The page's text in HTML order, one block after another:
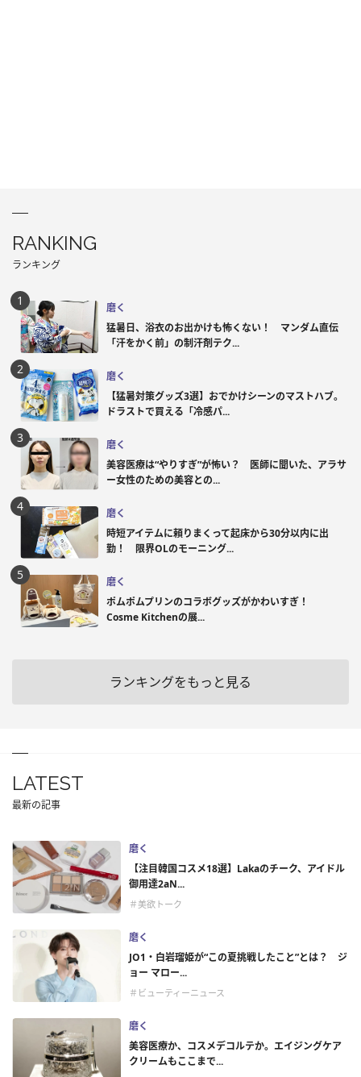
RANKING
ランキング
磨く
猛暑日、浴衣のお出かけも怖くない！ マンダム直伝
「汗をかく前」の制汗剤テク...
磨く
【猛暑対策グッズ3選】おでかけシーンのマストハブ。
ドラストで買える「冷感パ...
磨く
美容医療は“やりすぎ”が怖い？ 医師に聞いた、アラサ
ー女性のための美容との...
磨く
時短アイテムに頼りまくって起床から30分以内に出
勤！ 限界OLのモーニング...
磨く
ポムポムプリンのコラボグッズがかわいすぎ！
Cosme Kitchenの展...
ランキングをもっと見る
LATEST
最新の記事
磨く
【注目韓国コスメ18選】Lakaのチーク、アイドル
御用達2aN...
＃美欲トーク
磨く
JO1・白岩瑠姫が“この夏挑戦したこと”とは？ ジ
ョー マロー...
＃ビューティーニュース
磨く
美容医療か、コスメデコルテか。エイジングケア
クリームもここまで...